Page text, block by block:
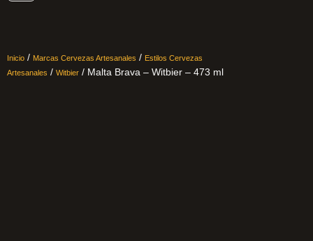
Inicio / Marcas Cervezas Artesanales / Estilos Cervezas
Artesanales / Witbier / Malta Brava – Witbier – 473 ml